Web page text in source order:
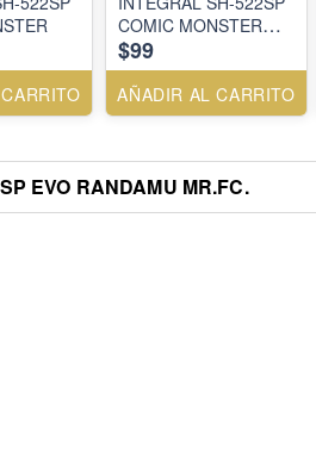
COMIC MONSTER
WHITE GRAY
$99
AÑADIR AL CARRITO
EVO RANDAMU MR.FC.